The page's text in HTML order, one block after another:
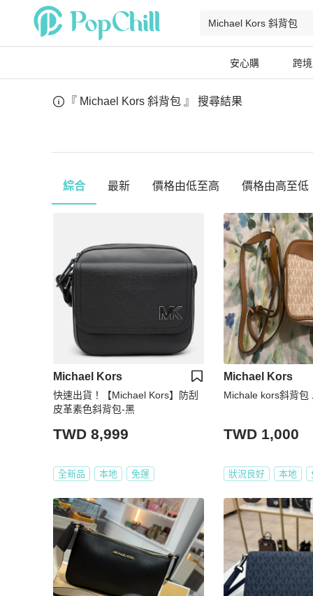
安心購 跨
『 Michael Kors 斜背包 』 搜尋結果
綜合 最新 價格由低至高 價格由高至低
Michael Kors
快速出貨！【Michael Kors】防刮
皮革素色斜背包-黑
TWD 8,999
全新品 本地 免運
Michael Kors
Michale kors斜背包
TWD 1,000
狀況良好 本地